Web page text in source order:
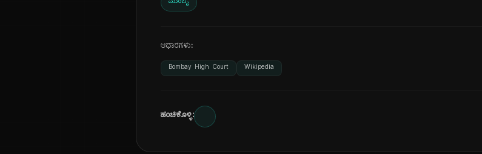
ಮುಂಬೈ
ಆಧಾರಗಳು:
Bombay High Court Wikipedia
ಹಂಚಿಕೊಳ್ಳಿ: